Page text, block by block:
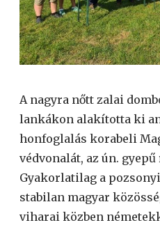
A nagyra nőtt zalai
lankákon alakította ki
honfoglalás korabeli
védvonalát, az ún.
Gyakorlatilag a
stabilan magyar
viharai közben